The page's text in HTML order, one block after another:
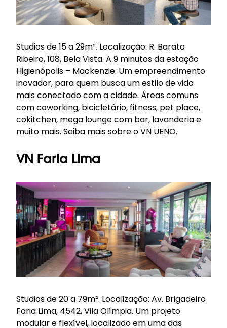
Studios de 15 a 29m². Localização: R. Barata
Ribeiro, 108, Bela Vista. A 9 minutos da estação
Higienópolis – Mackenzie. Um empreendimento
inovador, para quem busca um estilo de vida
mais conectado com a cidade. Áreas comuns
com coworking, bicicletário, fitness, pet place,
cokitchen, mega lounge com bar, lavanderia e
muito mais. Saiba mais sobre o VN UENO.
VN Faria Lima
Studios de 20 a 79m². Localização: Av. Brigadeiro
Faria Lima, 4542, Vila Olímpia. Um projeto
modular e flexível, localizado em uma das